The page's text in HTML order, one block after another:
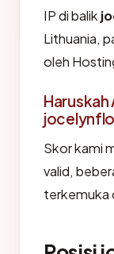
IP di balik
Lithuania,
oleh
Skor kami
valid,
terkemuka